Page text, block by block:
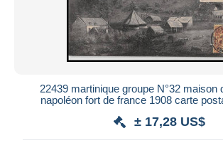
22439 martinique groupe N°32 maison
napoléon fort de france 1908 carte
± 17,28 US$